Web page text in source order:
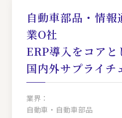
自動車部品・情報
業O社
ERP導入をコアと
国内外サプライチ
業界：
自動車・自動車部品